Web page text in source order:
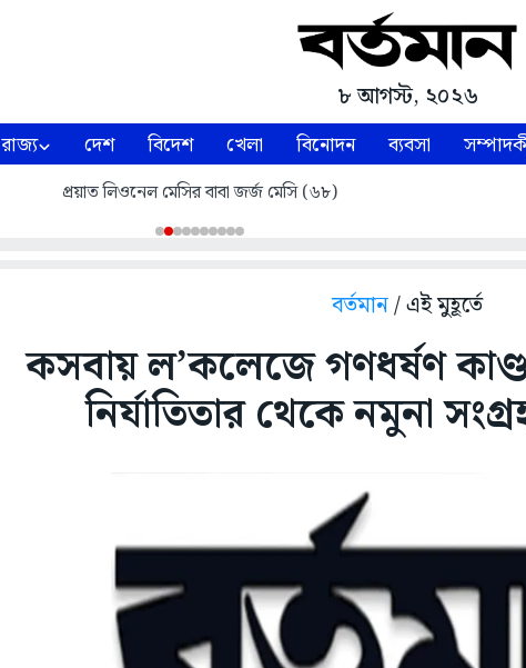
৮ আগস্ট, ২০২৬
রাজ্য দেশ বিদেশ খেলা বিনোদন ব্যবসা
প্রয়াত লিওনেল মেসির বাবা জর্জ মেসি (৬৮)
বর্তমান/ এই মুহূর্তে
কসবায় ল’কলেজে গণধর্ষণ
নির্যাতিতার থেকে নমুনা